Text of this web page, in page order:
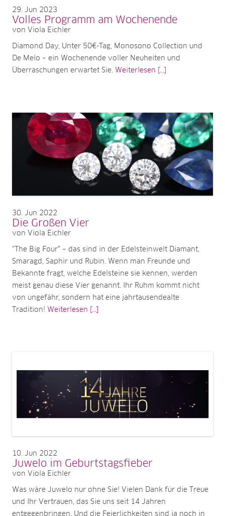
29 Jun 2023
Volles Programm am Wochenende
von Viola Eichler
Diamond Day, Unter 50€-Tag, Monosono Collection und
De Melo – ein Wochenende voller Neuheiten und
Überraschungen erwartet Sie. Weiterlesen [...]
30 Jun 2022
Die Großen Vier
von Viola Eichler
"The Big Four“ – das sind in der Edelsteinwelt Diamant,
Smaragd, Saphir und Rubin. Wenn man Freunde und
Bekannte fragt, welche Edelsteine sie kennen, werden
meist genau diese Vier genannt. Ihr Ruhm kommt nicht
von ungefähr, sondern hat eine jahrtausendealte
Tradition! Weiterlesen [...]
10 Jun 2022
Juwelo im Geburtstagsfieber
von Viola Eichler
Was wäre Juwelo nur ohne Sie! Vielen Dank für die Treue
und Ihr Vertrauen, das Sie uns seit 14 Jahren
entgegenbringen. Und die Feierlichkeiten sind ja noch in